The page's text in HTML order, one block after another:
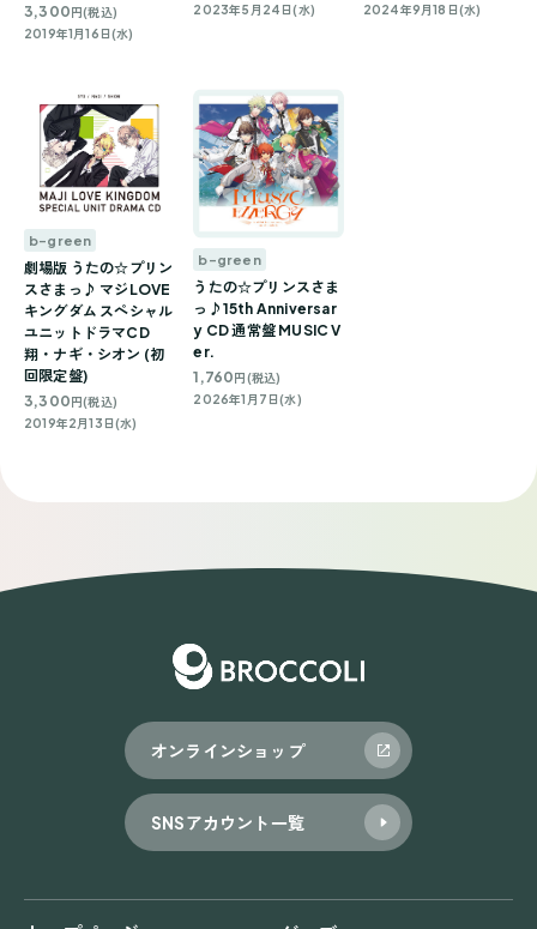
3,300円(税込)
2019年1月16日(水)
2023年5月24日(水)
2024年9月18日(水)
b-green
劇場版 うたの☆プリン
スさまっ♪ マジLOVE
キングダム スペシャル
ユニットドラマCD
翔・ナギ・シオン (初
回限定盤)
3,300円(税込)
2019年2月13日(水)
b-green
うたの☆プリンスさま
っ♪15th Anniversar
y CD 通常盤 MUSIC V
er.
1,760円(税込)
2026年1月7日(水)
オンラインショップ
SNSアカウント一覧